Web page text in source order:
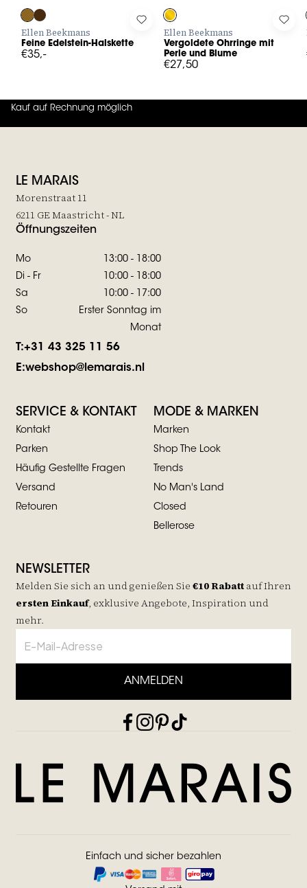
in to add Feine Edelstein-Halskette to your wishlist
Ellen Beekmans
Feine Edelstein-Halskette
€35,-
Log in to add Vergoldete
Ellen Beekmans
Vergoldete Ohrringe mit
Perle und Blume
€27,50
Log
Kauf auf Rechnung möglich
4.7 von 5 (130 Bewertungen
LE MARAIS
Morenstraat 11
6211 GE Maastricht - NL
Öffnungszeiten
Mo
13:00 - 18:00
Di - Fr
10:00 - 18:00
Sa
10:00 - 17:00
So
Erster Sonntag im
Monat
T:+31 43 325 11 56
E:webshop@lemarais.nl
SERVICE & KONTAKT
Kontakt
Parken
Häufig Gestellte Fragen
Versand
Retouren
MODE & MARKEN
Marken
Shop The Look
Trends
No Man's Land
Closed
Bellerose
NEWSLETTER
Melden Sie sich an und genießen Sie €10 Rabatt aufIhren
ersten Einkauf, exklusive Angebote, Inspiration und
mehr.
ANMELDEN
Einfach und sicher bezahlen